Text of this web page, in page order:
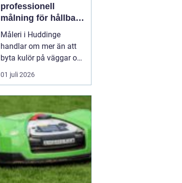
professionell
målning för hållbara
resultat
Måleri i Huddinge
handlar om mer än att
byta kulör på väggar och
fasader. Ett genomtänkt
måleriarbete skyddar
slitage, skapar trivsel
inomhus och kan
samtidigt höja värdet på
bostaden. För den som
planerar en renovering,
ommålning...
01 juli 2026